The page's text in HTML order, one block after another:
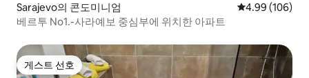
Sarajevo의 콘도미니엄 평점 4.99점(5
4.99 (106)
베르투 No1.-사라예보 중심부에 위치한 아파트
게스트 선호
게스트 선호